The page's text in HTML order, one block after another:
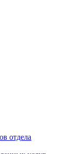
отдела